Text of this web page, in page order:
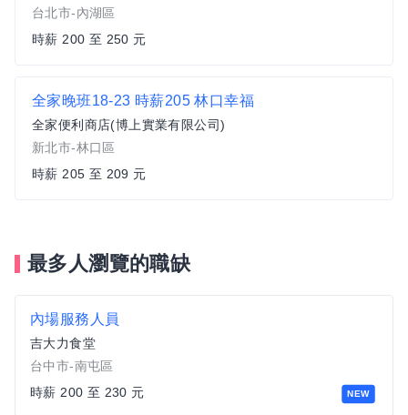
台北市-內湖區
時薪 200 至 250 元
全家晚班18-23 時薪205 林口幸福
全家便利商店(博上實業有限公司)
新北市-林口區
時薪 205 至 209 元
最多人瀏覽的職缺
NEW
內場服務人員
吉大力食堂
台中市-南屯區
時薪 200 至 230 元